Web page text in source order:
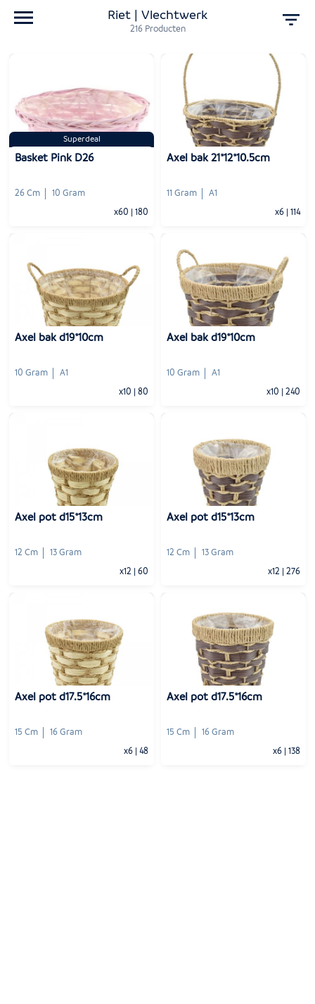
Riet | Vlechtwerk
216 Producten
Superdeal
Basket Pink D26
26 Cm 10 Gram
x60 180
1 + Voeg toe
Axel bak 21*12*10.5cm
11 Gram A1
x6 114
- 1 + Voeg toe
Axel bak d19*10cm
10 Gram A1
x10 80
+ Voeg toe
Axel bak d19*10cm
10 Gram A1
x10 240
+ Voeg toe
Axel pot d15*13cm
12 Cm 13 Gram
x12 60
+ Voeg toe
Axel pot d15*13cm
12 Cm 13 Gram
x12 276
1 + Voeg toe
Axel pot d17.5*16cm
15 Cm 16 Gram
x6 48
Axel pot d17.5*16cm
15 Cm 16 Gram
x6 138